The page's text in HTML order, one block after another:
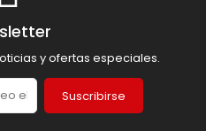
y ofertas especiales.
Suscribirse